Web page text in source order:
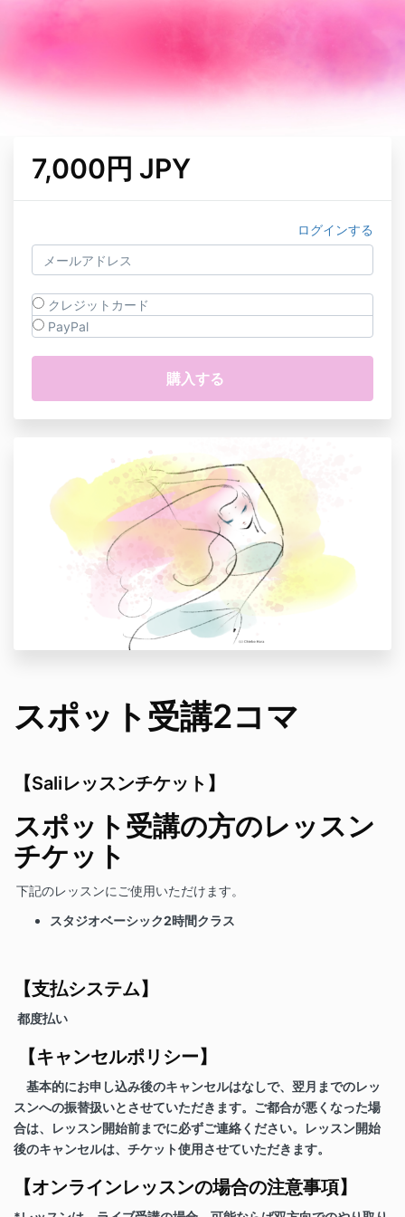
7,000円 JPY
ログインする
クレジットカード
PayPal
スポット受講2コマ
【Saliレッスンチケット】
スポット受講の方のレッスン
チケット
下記のレッスンにご使用いただけます。
スタジオベーシック2時間クラス
【支払システム】
都度払い
【キャンセルポリシー】
基本的にお申し込み後のキャンセルはなしで、翌月までのレッ
スンへの振替扱いとさせていただきます。ご都合が悪くなった場
合は、レッスン開始前までに必ずご連絡ください。レッスン開始
後のキャンセルは、チケット使用させていただきます。
【オンラインレッスンの場合の注意事項】